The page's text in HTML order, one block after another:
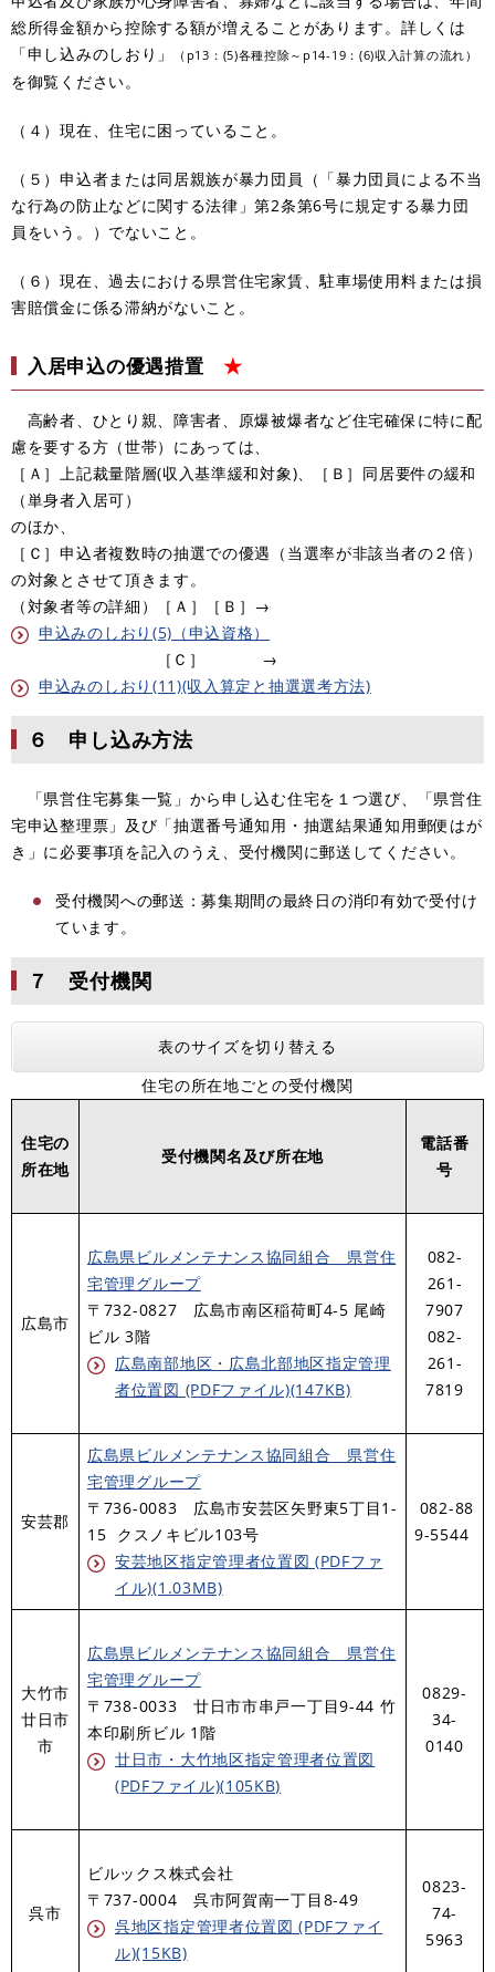
総所得金額から控除する額が増えることがあります。詳しくは
「申し込みのしおり」
（p13：(5)各種控除～p14-19：(6)収入計算の流れ）
を御覧ください。
（４）現在、住宅に困っていること。
（５）申込者または同居親族が暴力団員（「暴力団員による不当
な行為の防止などに関する法律」第2条第6号に規定する暴力団
員をいう。）でないこと。
（６）現在、過去における県営住宅家賃、駐車場使用料または損
害賠償金に係る滞納がないこと。
入居申込の優遇措置 ★
高齢者、ひとり親、障害者、原爆被爆者など住宅確保に特に配
慮を要する方（世帯）にあっては、
［Ａ］上記裁量階層(収入基準緩和対象)、［Ｂ］同居要件の緩和
（単身者入居可）
のほか
［Ｃ］申込者複数時の抽選での優遇（当選率が非該当者の２倍）
の対象とさせて頂きます。
（対象者等の詳細）［Ａ］［Ｂ］→
申込みのしおり(5)（申込資格）
［Ｃ］ →
申込みのしおり(11)(収入算定と抽選選考方法)
６ 申し込み方法
「県営住宅募集一覧」から申し込む住宅を１つ選び、「県営住
宅申込整理票」及び「抽選番号通知用・抽選結果通知用郵便はが
き」に必要事項を記入のうえ、受付機関に郵送してください。
受付機関への郵送：募集期間の最終日の消印有効で受付け
ています。
７ 受付機関
表のサイズを切り替える
住宅の所在地ごとの受付機関
住宅の
所在地
受付機関名及び所在地
電話番
号
広島市
広島県ビルメンテナンス協同組合 県営住
宅管理グループ
〒732-0827 広島市南区稲荷町4-5 尾崎
ビル 3階
広島南部地区・広島北部地区指定管理
者位置図 (PDFファイル)(147KB)
082-
261-
7907
082-
261-
7819
安芸郡
広島県ビルメンテナンス協同組合 県営住
宅管理グループ
〒736-0083 広島市安芸区矢野東5丁目1-
15 クスノキビル103号
安芸地区指定管理者位置図 (PDFファ
イル)(1.03MB)
082-88
9-5544
大竹市
廿日市
市
広島県ビルメンテナンス協同組合 県営住
宅管理グループ
〒738-0033 廿日市市串戸一丁目9-44 竹
本印刷所ビル 1階
廿日市・大竹地区指定管理者位置図
(PDFファイル)(105KB)
0829-
34-
0140
呉市
ビルックス株式会社
〒737-0004 呉市阿賀南一丁目8-49
呉地区指定管理者位置図 (PDFファイ
ル)(15KB)
0823-
74-
5963